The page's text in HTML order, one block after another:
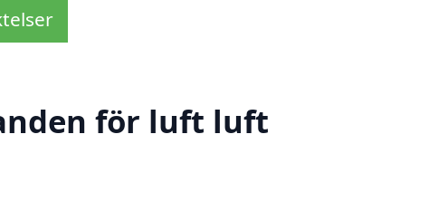
för luft luft